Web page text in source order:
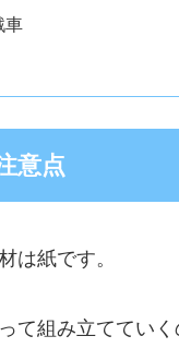
車
意点
は紙です。
て組み立ててい